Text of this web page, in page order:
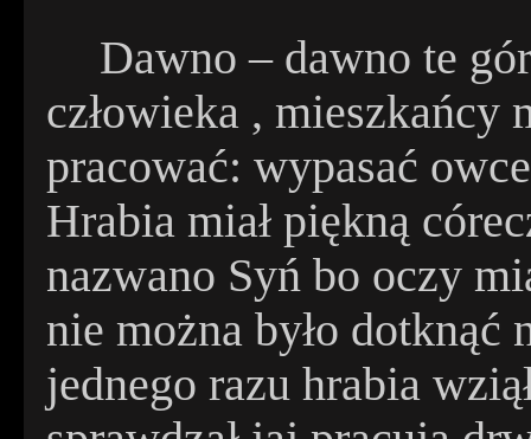
Dawno – dawno te
człowieka , mieszkańcy
pracować: wypasać
Hrabia miał piękną
nazwano Syń bo oczy
nie można było dotknąć
jednego razu hrabia